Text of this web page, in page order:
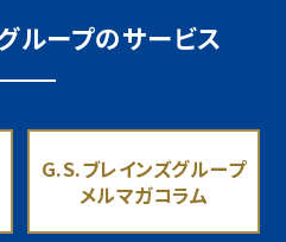
ループのサービス
G.S.ブレインズグループ
メルマガコラム